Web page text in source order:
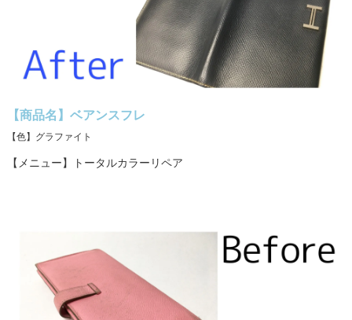
【商品名】ベアンスフレ
【色】グラファイト
【メニュー】トータルカラーリペア